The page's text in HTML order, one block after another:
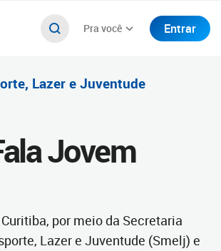
Pra você Entrar
Lazer e Juventude
Jovem
por meio da Secretaria
Lazer e Juventude (Smelj) e